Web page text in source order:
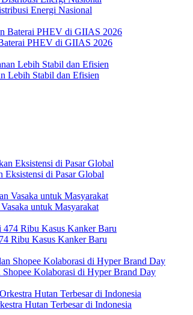
Energi Nasional
PHEV di GIIAS 2026
Lebih Stabil dan Efisien
di Pasar Global
untuk Masyarakat
Ribu Kasus Kanker Baru
Kolaborasi di Hyper Brand Day
Hutan Terbesar di Indonesia